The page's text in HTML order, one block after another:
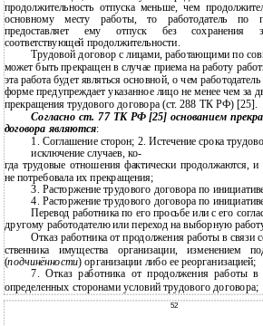
продолжительность отпуска меньше, чем
основному месту работы, то работодатель по
предоставляет ему отпуск без сохранения
соответствующей продолжительности.
Трудовой договор с лицами, работающими по
может быть прекращен в случае приема на работу
эта работа будет являться основной, о чем
форме предупреждает указанное лицо не менее чем за
прекращения трудового договора (ст. 288 ТК РФ) [25].
Согласно ст. 77 ТК РФ [25] основанием
договора являются:
1. Соглашение сторон; 2. Истечение срока
исключение случаев, ко-
гда трудовые отношения фактически продолжаются,
не потребовала их прекращения;
3. Расторжение трудового договора по
4. Расторжение трудового договора по
Перевод работника по его просьбе или с его
другому работодателю или переход на выборную
Отказ работника от продолжения работы в связи
ственника имущества организации, изменением
(подчинённости) организации либо ее реорганизацией;
7. Отказ работника от продолжения работы в
определенных сторонами условий трудового договора;
52